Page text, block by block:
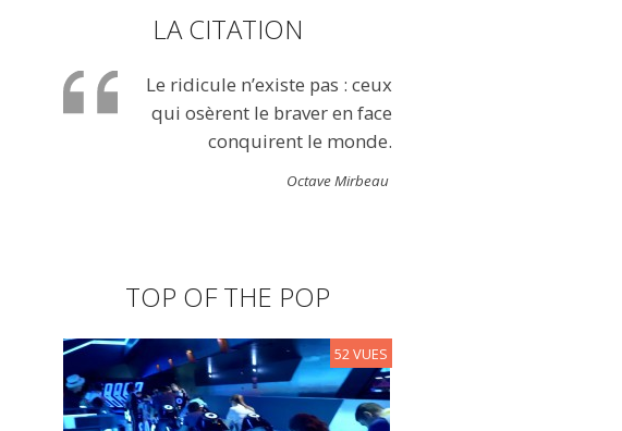
LA CITATION
Le ridicule n’existe pas : ceux
qui osèrent le braver en face
conquirent le monde.
Octave Mirbeau
TOP OF THE POP
52 VUES